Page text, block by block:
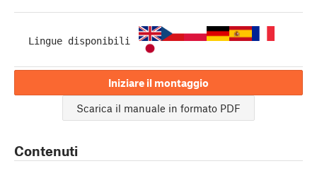
Lingue disponibili
Iniziare il montaggio
Scarica il manuale in formato PDF
Contenuti